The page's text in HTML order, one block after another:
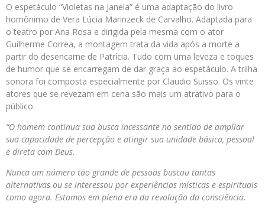
O espetáculo “Violetas na Janela” é uma adaptação do livro
homônimo de Vera Lúcia Marinzeck de Carvalho. Adaptada para
o teatro por Ana Rosa e dirigida pela mesma com o ator
Guilherme Correa, a montagem trata da vida após a morte a
partir do desencarne de Patrícia. Tudo com uma leveza e toques
de humor que se encarregam de dar graça ao espetáculo. A trilha
sonora foi composta especialmente por Claudio Suisso. Os vinte
atores que se revezam em cena são mais um atrativo para o
público.
“O homem continua sua busca incessante no sentido de ampliar
sua capacidade de percepção e atingir sua unidade básica, pessoal
e direta com Deus.
Nunca um número tão grande de pessoas buscou tantas
alternativas ou se interessou por experiências místicas e espirituais
como agora. Estamos em plena era da revolução da consciência.